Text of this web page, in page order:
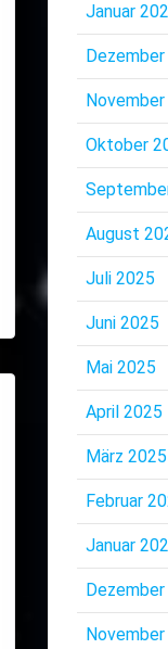
Januar
Oktober
August
Juli 2025
Juni 2025
Mai 2025
April 2025
März 2025
Februar
Januar